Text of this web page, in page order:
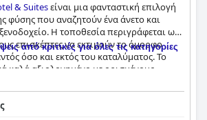
& Suitesείναι μια φανταστική επιλογή
φύσης που αναζητούν ένα άνετο και
Η τοποθεσία περιγράφεται ως
επισκέπτες να εκτιμούν το όμορφο
όσο και εκτός του καταλύματος. Το
καλά αξιολογημένο με ορισμένους
για την ποικιλία και την ποιότητα
είναι καθαρά και
εκπληκτική θέα στους γύρω κήπους, το
από κριτικές για όλες τις κατηγορίες